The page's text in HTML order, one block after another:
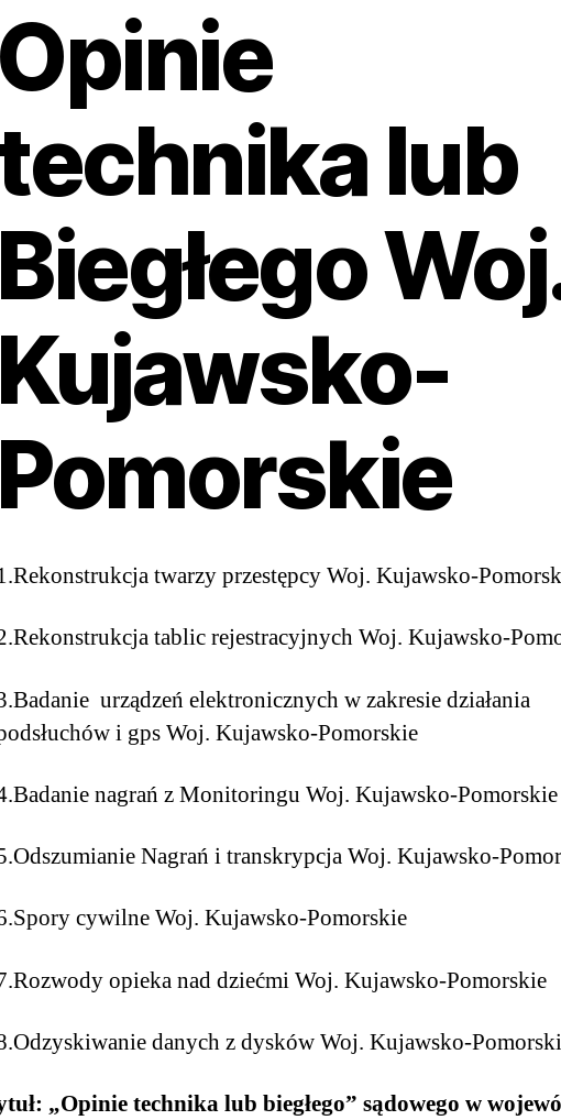
Opinie
lub
Biegłego
Kujawsko-
Pomorskie
twarzy przestępcy Woj. Kujawsko-
tablic rejestracyjnych Woj. Kujawsko-
urządzeń elektronicznych w zakresie działania
i gps Woj. Kujawsko-Pomorskie
nagrań z Monitoringu Woj. Kujawsko-Pomorskie
Nagrań i transkrypcja Woj. Kujawsko-
cywilne Woj. Kujawsko-Pomorskie
opieka nad dziećmi Woj. Kujawsko-Pomorskie
danych z dysków Woj. Kujawsko-
„Opinie technika lub biegłego” sądowego w